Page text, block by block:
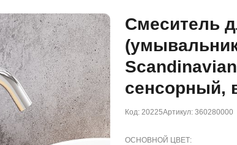
Смеситель
сенсорный,
Код: 20225Артикул: 360280000
ОСНОВНОЙ ЦВЕТ: